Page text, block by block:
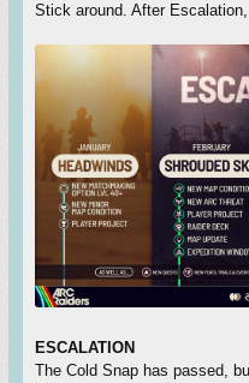
Stick around. After
ESCALATION
The Cold Snap has passed,